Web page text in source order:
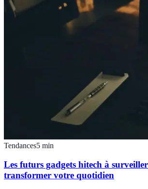
Tendances5 min
Les futurs gadgets hitech à
transformer votre quotidien